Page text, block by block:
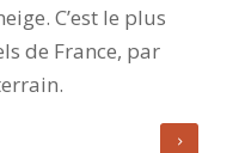
C’est le plus
de France, par